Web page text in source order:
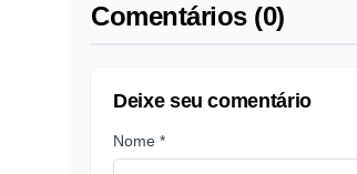
Comentários (0)
Deixe seu comentário
Nome *